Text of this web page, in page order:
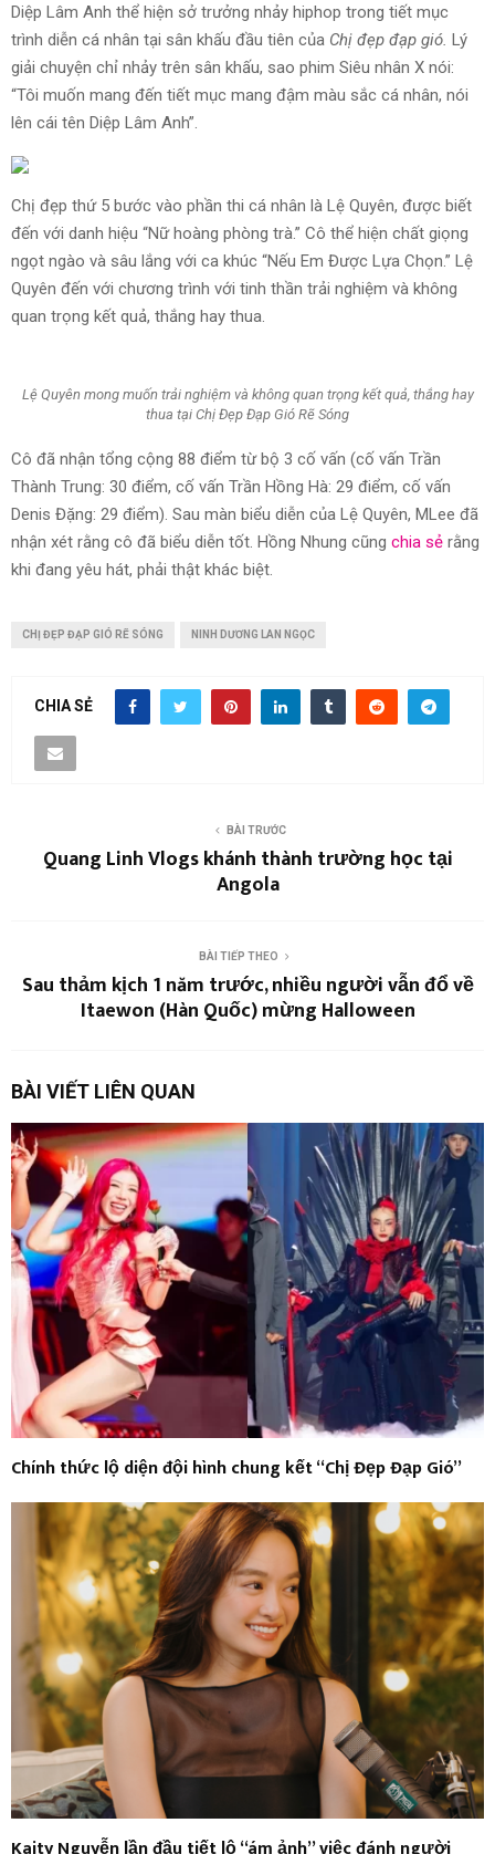
Diệp Lâm Anh thể hiện sở trưởng nhảy hiphop trong tiết mục
trình diễn cá nhân tại sân khấu đầu tiên của Chị đẹp đạp gió. Lý
giải chuyện chỉ nhảy trên sân khấu, sao phim Siêu nhân X nói:
“Tôi muốn mang đến tiết mục mang đậm màu sắc cá nhân, nói
lên cái tên Diệp Lâm Anh”.
Chị đẹp thứ 5 bước vào phần thi cá nhân là Lệ Quyên, được biết
đến với danh hiệu “Nữ hoàng phòng trà.” Cô thể hiện chất giọng
ngọt ngào và sâu lắng với ca khúc “Nếu Em Được Lựa Chọn.” Lệ
Quyên đến với chương trình với tinh thần trải nghiệm và không
quan trọng kết quả, thắng hay thua.
Lệ Quyên mong muốn trải nghiệm và không quan trọng kết quả, thắng hay
thua tại Chị Đẹp Đạp Gió Rẽ Sóng
Cô đã nhận tổng cộng 88 điểm từ bộ 3 cố vấn (cố vấn Trần
Thành Trung: 30 điểm, cố vấn Trần Hồng Hà: 29 điểm, cố vấn
Denis Đặng: 29 điểm). Sau màn biểu diễn của Lệ Quyên, MLee đã
nhận xét rằng cô đã biểu diễn tốt. Hồng Nhung cũng chia sẻ rằng
khi đang yêu hát, phải thật khác biệt.
CHỊ ĐẸP ĐẠP GIÓ RẼ SÓNG NINH DƯƠNG LAN NGỌC
CHIA SẺ
BÀI TRƯỚC
Quang Linh Vlogs khánh thành trường học tại
Angola
BÀI TIẾP THEO
Sau thảm kịch 1 năm trước, nhiều người vẫn đổ về
Itaewon (Hàn Quốc) mừng Halloween
BÀI VIẾT LIÊN QUAN
Chính thức lộ diện đội hình chung kết “Chị Đẹp Đạp Gió”